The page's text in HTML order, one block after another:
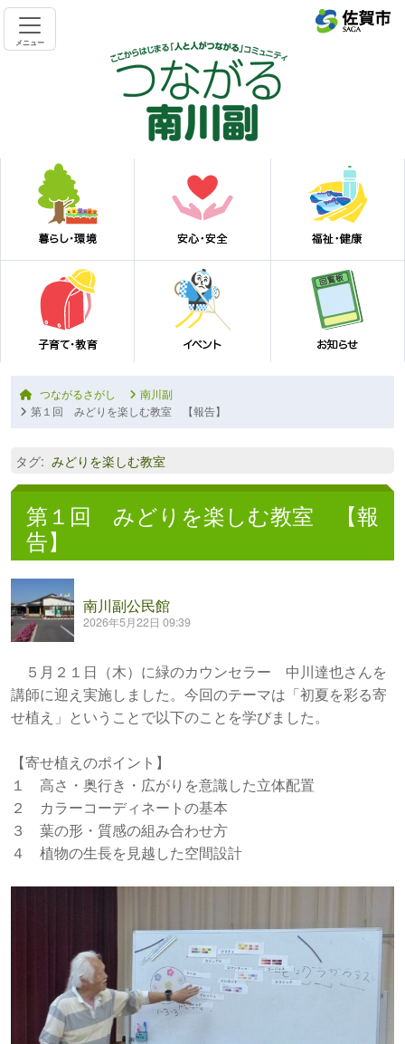
メニュー
つながるさがし
南川副
第１回 みどりを楽しむ教室 【報告】
タグ: みどりを楽しむ教室
第１回 みどりを楽しむ教室 【報
告】
南川副公民館
2026年5月22日 09:39
５月２１日（木）に緑のカウンセラー 中川達也さんを
講師に迎え実施しました。今回のテーマは「初夏を彩る寄
せ植え」ということで以下のことを学びました。
【寄せ植えのポイント】
１ 高さ・奥行き・広がりを意識した立体配置
２ カラーコーディネートの基本
３ 葉の形・質感の組み合わせ方
４ 植物の生長を見越した空間設計